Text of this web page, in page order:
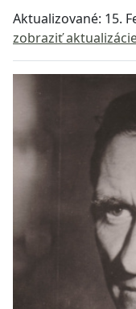
Aktualizované: 15.
zobraziť